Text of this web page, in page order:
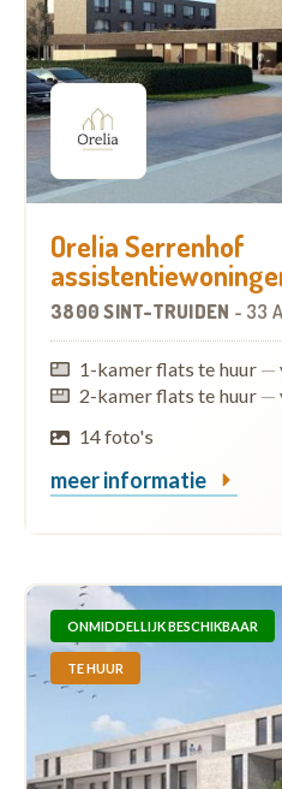
Orelia Serrenhof
3800 SINT-TRUIDEN - 33
1-kamer flats te huur —
2-kamer flats te huur —
14 foto's
meer informatie
ONMIDDELLIJK BESCHIKBAAR
TE HUUR